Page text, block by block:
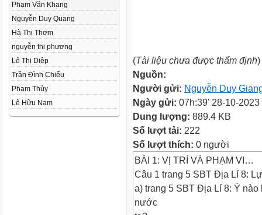
Phạm Văn Khang
Nguyễn Duy Quang
Hà Thị Thơm
nguyễn thị phương
Lê Thị Diệp
Trần Đình Chiểu
Phạm Thủy
Lê Hữu Nam
(Tài liệu chưa được thẩm định)
Nguồn:
Người gửi: Nguyễn Duy
Ngày gửi: 07h:39' 28-10-2023
Dung lượng: 889.4 KB
Số lượt tải: 222
Số lượt thích: 0 người
BÀI 1: VỊ TRÍ VÀ PHẠM VI…
Câu 1 trang 5 SBT Địa Lí 8:
a) trang 5 SBT Địa Lí 8: Ý
nước